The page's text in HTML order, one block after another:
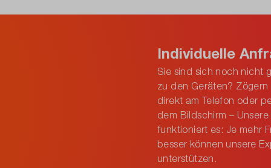
Individuelle
Sie sind sich noch nicht
zu den Geräten?
direkt am Telefon oder
dem Bildschirm –
funktioniert es: Je mehr
besser können unsere
unterstützen.